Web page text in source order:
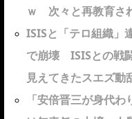
ｗ 次々と再教育さ
ISISと「テロ組織
で崩壊 ISISとの戦
見えてきたスエズ動
「安倍晋三が身代